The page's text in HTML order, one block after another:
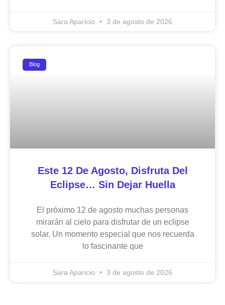
Sara Aparicio 3 de agosto de 2026
Blog
Este 12 De Agosto, Disfruta Del
Eclipse… Sin Dejar Huella
El próximo 12 de agosto muchas personas
mirarán al cielo para disfrutar de un eclipse
solar. Un momento especial que nos recuerda
lo fascinante que
Sara Aparicio 3 de agosto de 2026